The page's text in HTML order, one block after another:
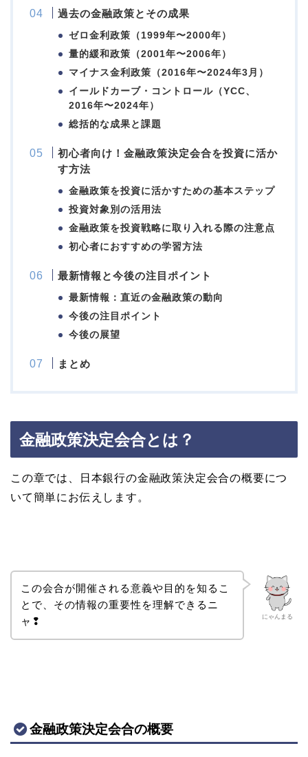
過去の金融政策とその成果
ゼロ金利政策（1999年〜2000年）
量的緩和政策（2001年〜2006年）
マイナス金利政策（2016年〜2024年3月）
イールドカーブ・コントロール（YCC、
2016年〜2024年）
総括的な成果と課題
初心者向け！金融政策決定会合を投資に活か
す方法
金融政策を投資に活かすための基本ステップ
投資対象別の活用法
金融政策を投資戦略に取り入れる際の注意点
初心者におすすめの学習方法
最新情報と今後の注目ポイント
最新情報：直近の金融政策の動向
今後の注目ポイント
今後の展望
まとめ
金融政策決定会合とは？
この章では、日本銀行の金融政策決定会合の概要につ
いて簡単にお伝えします。
にゃんまる
この会合が開催される意義や目的を知るこ
とで、その情報の重要性を理解できるニ
ャ❢
金融政策決定会合の概要